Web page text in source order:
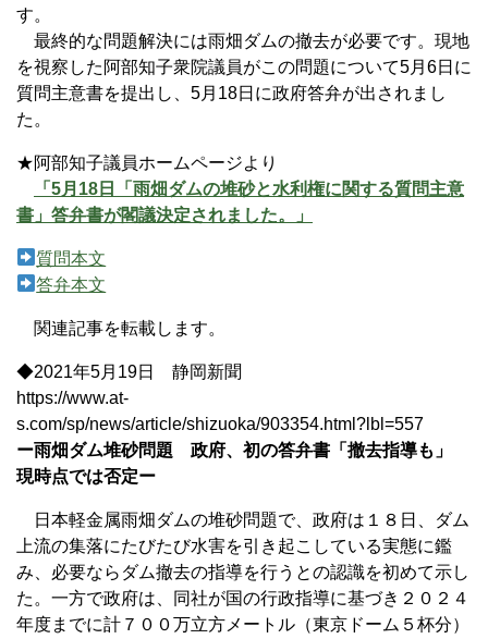
す。
最終的な問題解決には雨畑ダムの撤去が必要です。現地
を視察した阿部知子衆院議員がこの問題について5月6日に
質問主意書を提出し、5月18日に政府答弁が出されまし
た。
★阿部知子議員ホームページより
「5月18日「雨畑ダムの堆砂と水利権に関する質問主意
書」答弁書が閣議決定されました。」
質問本文
答弁本文
関連記事を転載します。
◆2021年5月19日 静岡新聞
https://www.at-
s.com/sp/news/article/shizuoka/903354.html?lbl=557
ー雨畑ダム堆砂問題 政府、初の答弁書「撤去指導も」
現時点では否定ー
日本軽金属雨畑ダムの堆砂問題で、政府は１８日、ダム
上流の集落にたびたび水害を引き起こしている実態に鑑
み、必要ならダム撤去の指導を行うとの認識を初めて示し
た。一方で政府は、同社が国の行政指導に基づき２０２４
年度までに計７００万立方メートル（東京ドーム５杯分）